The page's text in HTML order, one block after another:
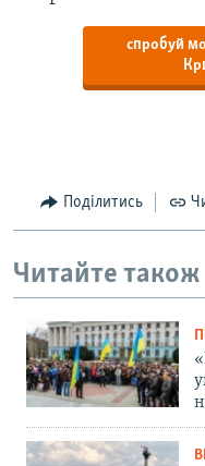
спробуй
Поділитись
Читайте також